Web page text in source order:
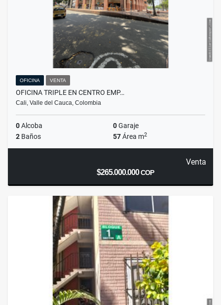
OFICINA VENTA
OFICINA TRIPLE EN CENTRO EMP…
Cali, Valle del Cauca, Colombia
0Alcoba 0Garaje
2 Baños 57Área m2
Venta
$265.000.000COP